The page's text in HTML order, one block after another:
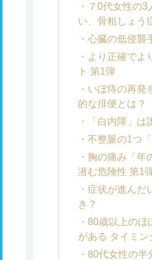
７0代女性の
い、骨粗しょう
心臓の低侵襲
より正確でよ
ト 第1弾
いぼ痔の再発
的な排便とは？
「白内障」
不整脈の1つ
胸の痛み「
潜む危険性 第1
症状が進んだ
き？
80歳以上のほ
がある タイミン
80代女性の半